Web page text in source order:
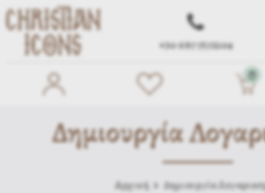
+30 697 7572104
0
Δημιουργία
Αρχική Δημιουργία